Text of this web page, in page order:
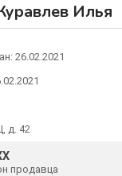
Илья
26.02.2021
д. 42
продавца